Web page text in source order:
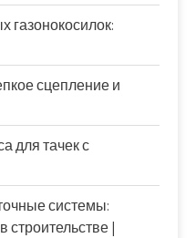
газонокосилок:
сцепление и
для тачек с
системы:
строительстве |